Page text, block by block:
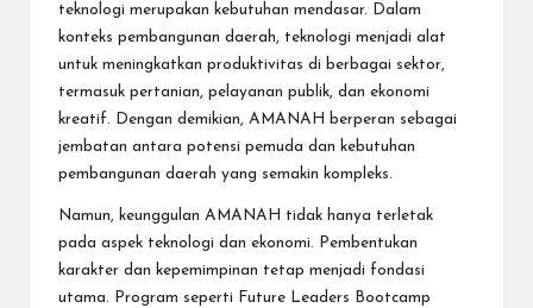
teknologi merupakan kebutuhan mendasar. Dalam
konteks pembangunan daerah, teknologi menjadi alat
untuk meningkatkan produktivitas di berbagai sektor,
termasuk pertanian, pelayanan publik, dan ekonomi
kreatif. Dengan demikian, AMANAH berperan sebagai
jembatan antara potensi pemuda dan kebutuhan
pembangunan daerah yang semakin kompleks.
Namun, keunggulan AMANAH tidak hanya terletak
pada aspek teknologi dan ekonomi. Pembentukan
karakter dan kepemimpinan tetap menjadi fondasi
utama. Program seperti Future Leaders Bootcamp